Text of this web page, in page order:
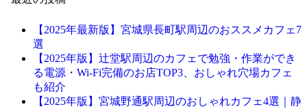
【2025年最新版】宮城県長町駅周辺のおススメカフェ7
選
【2025年版】辻堂駅周辺のカフェで勉強・作業ができ
る電源・Wi-Fi完備のお店TOP3、おしゃれ穴場カフェ
も紹介
【2025年版】宮城野通駅周辺のおしゃれカフェ4選｜静